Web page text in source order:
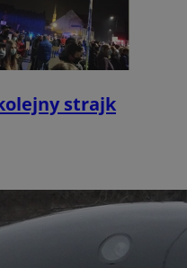
strajk